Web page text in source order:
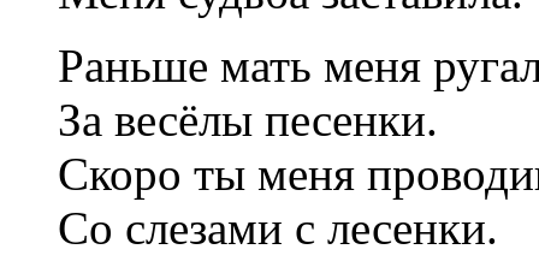
Раньше мать меня
За весёлы песенки.
Скоро ты меня
Со слезами с лесенки.